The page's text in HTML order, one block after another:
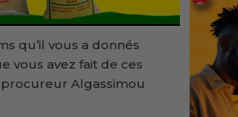
qu’il vous a donnés
vous avez fait de ces
procureur Algassimou